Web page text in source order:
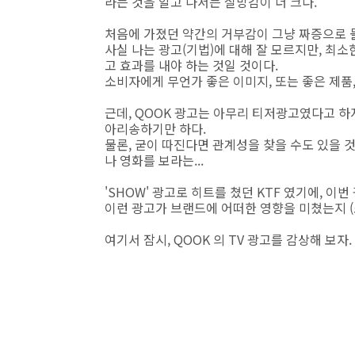
처음에 가졌던 약간의 거부감이 그냥 짜증으
사실 나는 광고(기법)에 대해 잘 모르지만, 최
고 효과를 내야 하는 것일 것이다.
소비자에게 무언가 좋은 이미지, 또는 좋은 제
근데, QOOK 광고는 아무리 티저광고였다고
아리송하기만 하다.
물론, 굳이 따진다면 관계성을 찾을 수도 있을
나 영화를 보라는...
'SHOW' 광고로 히트를 쳤던 KTF 였기에, 이
이런 광고가 브랜드에 어떠한 영향을 미쳤는
여기서 잠시, QOOK 의 TV 광고를 감상해 보자.